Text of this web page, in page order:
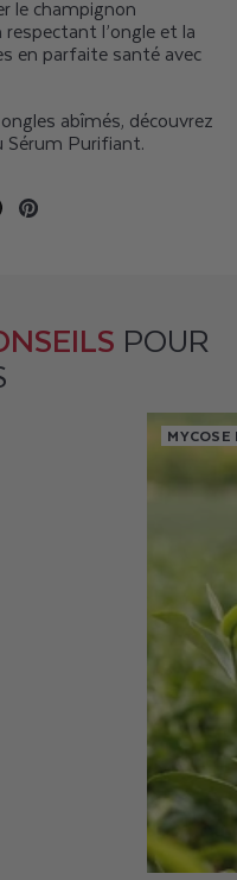
le champignon
l’ongle et la
en parfaite santé avec
abîmés, découvrez
Sérum Purifiant.
Pinterest
POUR